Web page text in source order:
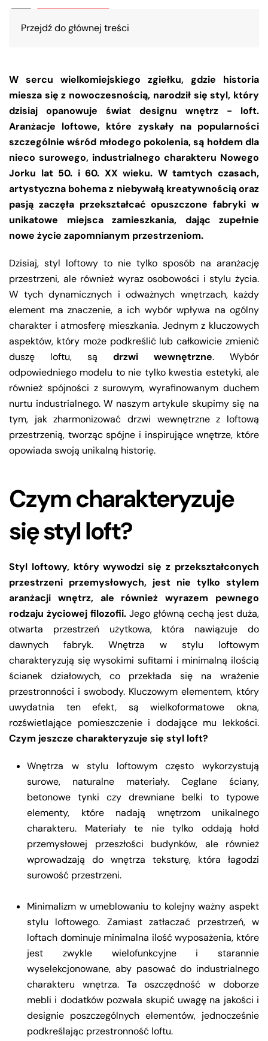
Przejdź do głównej treści
W sercu wielkomiejskiego zgiełku, gdzie historia
miesza się z nowoczesnością, narodził się styl, który
dzisiaj opanowuje świat designu wnętrz - loft.
Aranżacje loftowe, które zyskały na popularności
szczególnie wśród młodego pokolenia, są hołdem dla
nieco surowego, industrialnego charakteru Nowego
Jorku lat 50. i 60. XX wieku. W tamtych czasach,
artystyczna bohema z niebywałą kreatywnością oraz
pasją zaczęła przekształcać opuszczone fabryki w
unikatowe miejsca zamieszkania, dając zupełnie
nowe życie zapomnianym przestrzeniom.
Dzisiaj, styl loftowy to nie tylko sposób na aranżację
przestrzeni, ale również wyraz osobowości i stylu życia.
W tych dynamicznych i odważnych wnętrzach, każdy
element ma znaczenie, a ich wybór wpływa na ogólny
charakter i atmosferę mieszkania. Jednym z kluczowych
aspektów, który może podkreślić lub całkowicie zmienić
duszę loftu, są drzwi wewnętrzne. Wybór
odpowiedniego modelu to nie tylko kwestia estetyki, ale
również spójności z surowym, wyrafinowanym duchem
nurtu industrialnego. W naszym artykule skupimy się na
tym, jak zharmonizować drzwi wewnętrzne z loftową
przestrzenią, tworząc spójne i inspirujące wnętrze, które
opowiada swoją unikalną historię.
Czym charakteryzuje
się styl loft?
Styl loftowy, który wywodzi się z przekształconych
przestrzeni przemysłowych, jest nie tylko stylem
aranżacji wnętrz, ale również wyrazem pewnego
rodzaju życiowej filozofii. Jego główną cechą jest duża,
otwarta przestrzeń użytkowa, która nawiązuje do
dawnych fabryk. Wnętrza w stylu loftowym
charakteryzują się wysokimi sufitami i minimalną ilością
ścianek działowych, co przekłada się na wrażenie
przestronności i swobody. Kluczowym elementem, który
uwydatnia ten efekt, są wielkoformatowe okna,
rozświetlające pomieszczenie i dodające mu lekkości.
Czym jeszcze charakteryzuje się styl loft?
Wnętrza w stylu loftowym często wykorzystują
surowe, naturalne materiały. Ceglane ściany,
betonowe tynki czy drewniane belki to typowe
elementy, które nadają wnętrzom unikalnego
charakteru. Materiały te nie tylko oddają hołd
przemysłowej przeszłości budynków, ale również
wprowadzają do wnętrza teksturę, która łagodzi
surowość przestrzeni.
Minimalizm w umeblowaniu to kolejny ważny aspekt
stylu loftowego. Zamiast zatłaczać przestrzeń, w
loftach dominuje minimalna ilość wyposażenia, które
jest zwykle wielofunkcyjne i starannie
wyselekcjonowane, aby pasować do industrialnego
charakteru wnętrza. Ta oszczędność w doborze
mebli i dodatków pozwala skupić uwagę na jakości i
designie poszczególnych elementów, jednocześnie
podkreślając przestronność loftu.